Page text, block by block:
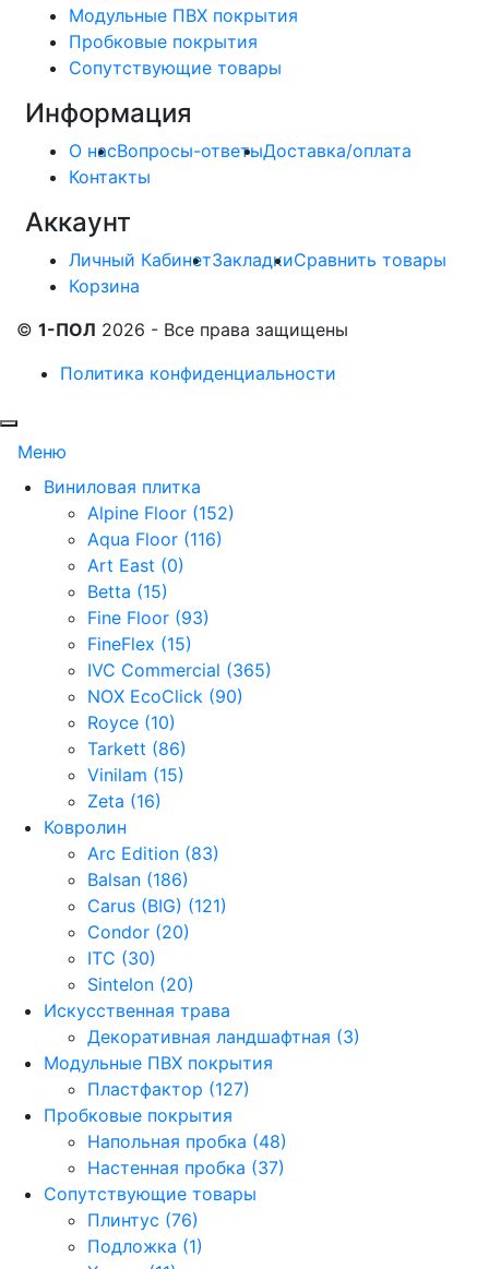
Модульные ПВХ покрытия
Пробковые покрытия
Сопутствующие товары
Информация
О насВопросы-ответыДоставка/оплата
Контакты
Аккаунт
Личный КабинетЗакладкиСравнить товары
Корзина
© 1-ПОЛ 2026 - Все права защищены
Политика конфиденциальности
Меню
Виниловая плитка
Alpine Floor (152)
Aqua Floor (116)
Art East (0)
Betta (15)
Fine Floor (93)
FineFlex (15)
IVC Commercial (365)
NOX EcoClick (90)
Royce (10)
Tarkett (86)
Vinilam (15)
Zeta (16)
Ковролин
Arc Edition (83)
Balsan (186)
Carus (BIG) (121)
Condor (20)
ITC (30)
Sintelon (20)
Искусственная трава
Декоративная ландшафтная (3)
Модульные ПВХ покрытия
Пластфактор (127)
Пробковые покрытия
Напольная пробка (48)
Настенная пробка (37)
Сопутствующие товары
Плинтус (76)
Подложка (1)